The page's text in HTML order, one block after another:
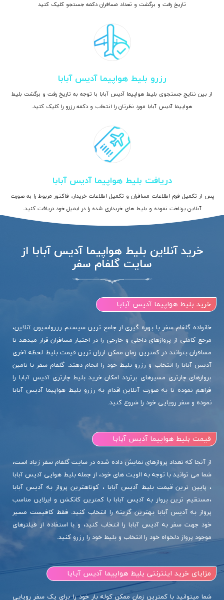
تاریخ رفت و برگشت و تعداد مسافران دکمه جستجو کلیک کنید
رزرو بلیط هواپیما آدیس آبابا
از بین نتایج جستجوی بلیط هواپیما آدیس آبابا با توجه به تاریخ رفت و برگشت بلیط
هواپیما آدیس آبابا مورد نظرتان را انتخاب و دکمه رزرو را کلیک کنید.
دریافت بلیط هواپیما آدیس آبابا
پس از تکمیل فرم اطلاعات مسافران و تکمیل اطلاعات خریدار، فاکتور مربوط را به صورت
آنلاین پرداخت نموده و بلیط های خریداری شده را در ایمیل خود دریافت کنید.
خرید آنلاین بلیط هواپیما آدیس آبابا از
سایت گلفام سفر
خرید بلیط هواپیما آدیس آبابا
خانواده گلفام سفر با بهره گیری از جامع ترین سیستم رزرواسیون آنلاین،
مرجع کاملی از پروازهای داخلی و خارجی را در اختیار مسافران قرار میدهد تا
مسافران بتوانند در کمترین زمان ممکن ارزان ترین قیمت بلیط لحظه آخری
آدیس آبابا را انتخاب و رزرو بلیط خود را انجام دهند. گلفام سفر با تامین
پروازهای چارتری مسیرهای پرتردد امکان خرید بلیط چارتری آدیس آبابا را
فراهم نموده تا به صورت آنلاین اقدام به رزرو بلیط هواپیما آدیس آبابا
نموده و سفر رویایی خود را شروع کنید.
قیمت بلیط هواپیما آدیس آبابا
از آنجا که تعداد پروازهای نمایش داده شده در سایت گلفام سفر زیاد است،
شما می توانید با توجه به الویت های خود، از جمله بلیط هوایی آدیس آبابا
، پایین ترین قیمت بلیط آدیس آبابا ، کوتاهترین پرواز به آدیس آبابا
،مستقیم ترین پرواز به آدیس آبابا با کمترین کانکشن و ایرلاین مناسب
پرواز به آدیس آبابا بهترین گزینه را انتخاب کنید. فقط کافیست مسیر
خود جهت سفر به آدیس آبابا را انتخاب کنید، و با استفاده از فیلترهای
موجود پرواز دلخواه خود را انتخاب و بلیط خود را رزرو کنید.
مزایای خرید اینترنتی بلیط هواپیما آدیس آبابا
شما میتوانید با کمترین زمان ممکن کوله بار خود را برای یک سفر رویایی